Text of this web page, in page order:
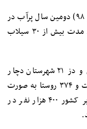
سال آبی گذشته (مهر ۹۷ تا پایان شهریور ۹۸) دومین سال پرآب در
خوزستان طی نیم قرن اخیر بوده، در این مدت بیش از ۳۰ سیلاب
در پی طغیان رودخانه‌های کرخه، کارون و دز ۲۱ شهرستان دچار
سیلاب شدند. ۱۳۳ روستا به زیر آب رفت و ۳۷۴ روستا به صورت
جزیی و کلی تخلیه شدند. به گفته وزیر کشور ۴۰۰ هزار نفر در